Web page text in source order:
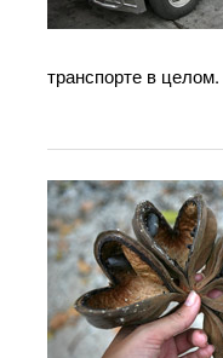
транспорте в целом.